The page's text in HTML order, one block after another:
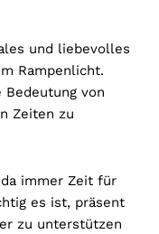
und liebevolles
Rampenlicht.
von
Zeiten zu
immer Zeit für
es ist, präsent
zu unterstützen